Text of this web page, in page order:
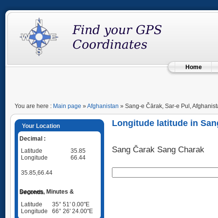
Home
You are here : Main page » Afghanistan » Sang-e Čārak, Sar-e Pul,
Your Location
Decimal :
Latitude
35.85
Longitude
66.44
35.85,66.44
Degrees, Minutes & Seconds
Latitude
35° 51' 0.00"E
Longitude
66° 26' 24.00"E
Longitude latitude in
Sang Čarak Sang Charak